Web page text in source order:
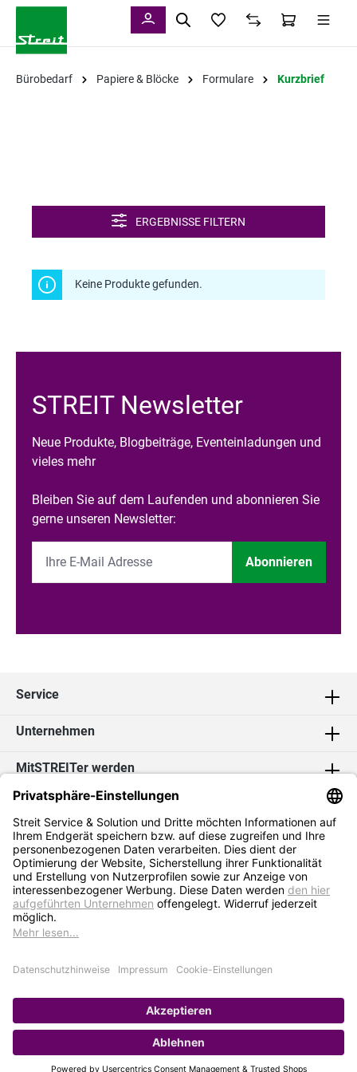
Bürobedarf Papiere & Blöcke Formulare Kurzbrief
ERGEBNISSE FILTERN
Keine Produkte gefunden.
STREIT Newsletter
Neue Produkte, Blogbeiträge, Eventeinladungen und
vieles mehr
Bleiben Sie auf dem Laufenden und abonnieren Sie
gerne unseren Newsletter:
Abonnieren
Service
Unternehmen
MitSTREITer werden
Kontakt
Social Media
* Alle Preise exkl. MwSt. zzgl.Versandkosten
Impressum
Hinweisgebersystem
Erklärung zur Barrierefreiheit
Verkauf nur an Selbstständige / Gewerbetreibende. Kein Verkauf an
Privat. Preise gelten nur bei Bestellung im Online-Shop